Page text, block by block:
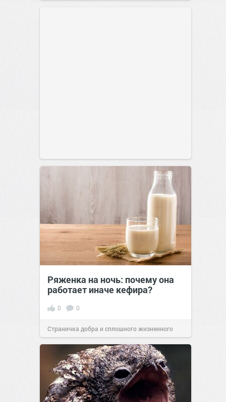
Ряженка на ночь: почему она
работает иначе кефира?
0 0
Страничка добра и сплошного жизненного
позитива!00:28Вчера